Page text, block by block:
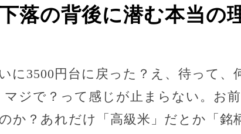
落の背後に潜む本当の
に3500円台に戻った？え、待って、
マジで？って感じが止まらない。お
か？あれだけ「高級米」だとか「銘